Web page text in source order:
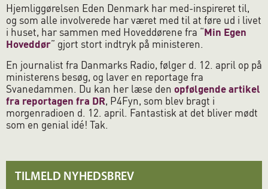
Hjemliggørelsen Eden Denmark har med-inspireret til,
og som alle involverede har været med til at føre ud i livet
i huset, har sammen med Hoveddørene fra “Min Egen
Hoveddør” gjort stort indtryk på ministeren.
En journalist fra Danmarks Radio, følger d. 12. april op på
ministerens besøg, og laver en reportage fra
Svanedammen. Du kan her læse den opfølgende artikel
fra reportagen fra DR, P4Fyn, som blev bragt i
morgenradioen d. 12. april. Fantastisk at det bliver mødt
som en genial idé! Tak.
TILMELD NYHEDSBREV